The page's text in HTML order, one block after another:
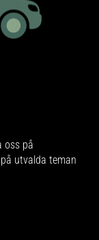
oss på
utvalda teman